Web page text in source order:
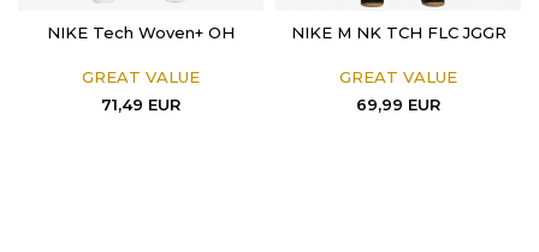
NIKE Tech Woven+ OH
GREAT VALUE
71,49 EUR
NIKE M NK TCH FLC JGGR
GREAT VALUE
69,99 EUR